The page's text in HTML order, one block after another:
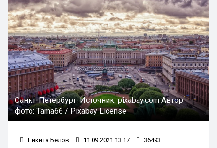
Санкт-Петербург.Источник:pixabay.comАвтор
фото:Tama66 / Pixabay License
Никита Белов 11.09.2021 13:17 36493